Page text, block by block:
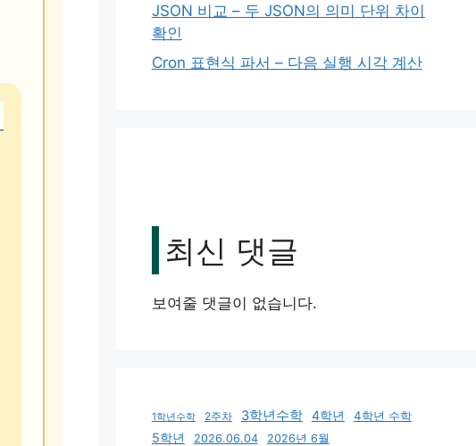
JSON 비교 – 두 JSON의 의미 단위 차이
확인
Cron 표현식 파서 – 다음 실행 시각 계산
최신 댓글
보여줄 댓글이 없습니다.
1학년수학 2주차 3학년수학 4학년 4학년 수학
5학년 2026.06.04 2026년 6월